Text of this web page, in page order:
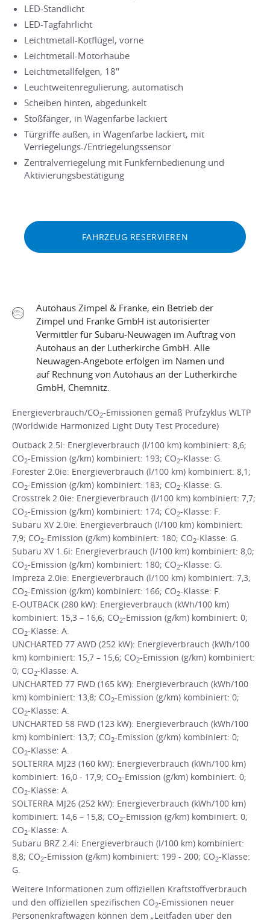
LED-Standlicht
LED-Tagfahrlicht
Leichtmetall-Kotflügel, vorne
Leichtmetall-Motorhaube
Leichtmetallfelgen, 18"
Leuchtweitenregulierung, automatisch
Scheiben hinten, abgedunkelt
Stoßfänger, in Wagenfarbe lackiert
Türgriffe außen, in Wagenfarbe lackiert, mit
Verriegelungs-/Entriegelungssensor
Zentralverriegelung mit Funkfernbedienung und
Aktivierungsbestätigung
FAHRZEUG RESERVIEREN
Autohaus Zimpel & Franke, ein Betrieb der
Zimpel und Franke GmbH ist autorisierter
Vermittler für Subaru-Neuwagen im Auftrag von
Autohaus an der Lutherkirche GmbH. Alle
Neuwagen-Angebote erfolgen im Namen und
auf Rechnung von Autohaus an der Lutherkirche
GmbH, Chemnitz.
Energieverbrauch/CO2-Emissionen gemäß Prüfzyklus WLTP
(Worldwide Harmonized Light Duty Test Procedure)
Outback 2.5i: Energieverbrauch (l/100 km) kombiniert: 8,6;
CO2-Emission (g/km) kombiniert: 193; CO2-Klasse: G.
Forester 2.0ie: Energieverbrauch (l/100 km) kombiniert: 8,1;
CO2-Emission (g/km) kombiniert: 183; CO2-Klasse: G.
Crosstrek 2.0ie: Energieverbrauch (l/100 km) kombiniert: 7,7;
CO2-Emission (g/km) kombiniert: 174; CO2-Klasse: F.
Subaru XV 2.0ie: Energieverbrauch (l/100 km) kombiniert:
7,9; CO2-Emission (g/km) kombiniert: 180; CO2-Klasse: G.
Subaru XV 1.6i: Energieverbrauch (l/100 km) kombiniert: 8,0;
CO2-Emission (g/km) kombiniert: 180; CO2-Klasse: G.
Impreza 2.0ie: Energieverbrauch (l/100 km) kombiniert: 7,3;
CO2-Emission (g/km) kombiniert: 166; CO2-Klasse: F.
E-OUTBACK (280 kW): Energieverbrauch (kWh/100 km)
kombiniert: 15,3 – 16,6; CO2-Emission (g/km) kombiniert: 0;
CO2-Klasse: A.
UNCHARTED 77 AWD (252 kW): Energieverbrauch (kWh/100
km) kombiniert: 15,7 – 15,6; CO2-Emission (g/km) kombiniert:
0; CO2-Klasse: A.
UNCHARTED 77 FWD (165 kW): Energieverbrauch (kWh/100
km) kombiniert: 13,8; CO2-Emission (g/km) kombiniert: 0;
CO2-Klasse: A.
UNCHARTED 58 FWD (123 kW): Energieverbrauch (kWh/100
km) kombiniert: 13,7; CO2-Emission (g/km) kombiniert: 0;
CO2-Klasse: A.
SOLTERRA MJ23 (160 kW): Energieverbrauch (kWh/100 km)
kombiniert: 16,0 - 17,9; CO2-Emission (g/km) kombiniert: 0;
CO2-Klasse: A.
SOLTERRA MJ26 (252 kW): Energieverbrauch (kWh/100 km)
kombiniert: 14,6 – 15,8; CO2-Emission (g/km) kombiniert: 0;
CO2-Klasse: A.
Subaru BRZ 2.4i: Energieverbrauch (l/100 km) kombiniert:
8,8; CO2-Emission (g/km) kombiniert: 199 - 200; CO2-Klasse:
G.
Weitere Informationen zum offiziellen Kraftstoffverbrauch
und den offiziellen spezifischen CO2-Emissionen neuer
Personenkraftwagen können dem „Leitfaden über den